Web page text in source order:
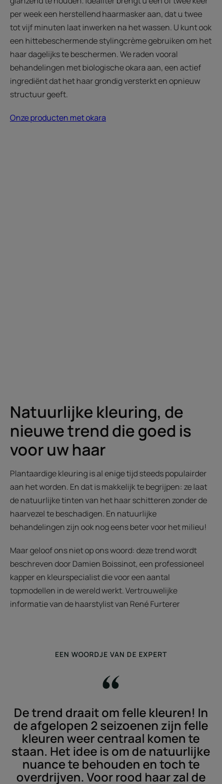
per week een herstellend haarmasker aan, dat u twee
tot vijf minuten laat inwerken na het wassen. U kunt ook
een hittebeschermende stylingcrème gebruiken om het
haar dagelijks te beschermen. We raden vooral
behandelingen met biologische okara aan, een actief
ingrediënt dat het haar grondig versterkt en opnieuw
structuur geeft.
Onze producten met okara
Natuurlijke kleuring, de
nieuwe trend die goed is
voor uw haar
Plantaardige kleuring is al enige tijd steeds populairder
aan het worden. En dat is makkelijk te begrijpen: ze laat
de natuurlijke tinten van het haar schitteren zonder de
haarvezel te beschadigen. En natuurlijke
behandelingen zijn ook nog eens beter voor het milieu!
Maar geloof ons niet op ons woord: deze trend wordt
beschreven door Damien Boissinot, een professioneel
kapper en kleurspecialist die voor een aantal
topmodellen in de wereld werkt. Vertrouwelijke
informatie van de haarstylist van René Furterer
EEN WOORDJE VAN DE EXPERT
De trend draait om felle kleuren! In
de afgelopen 2 seizoenen zijn felle
kleuren weer centraal komen te
staan. Het idee is om de natuurlijke
nuance te behouden en toch te
overdrijven. Voor rood haar zal de